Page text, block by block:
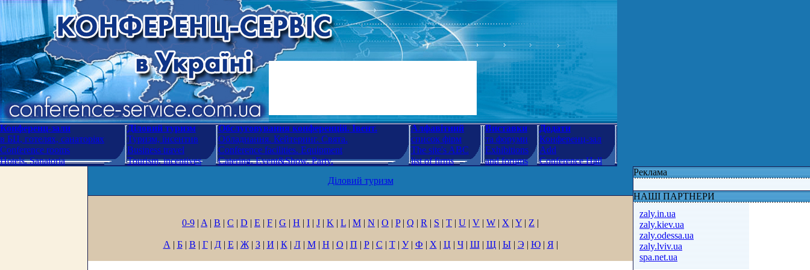
Конференц-зали
в БЦ, готелях, санаторіях
Conference rooms
Hotels. Sanatoria
Діловий туризм
Туризм, інсентив
Business travel
Tourism, incentives
Обслуговування конференцій. Івент.
Обладнання. Кейтеринг. Свята.
Conference facilities. Equipment
Catering. Event&Show. Party.
Алфавітний
список фірм
The site's ABC
list of firms
Виставки
та форуми
Exhibitions
and forums
Додати
Конференц-зал
Add
Conference Hall
Діловий туризм
0-9 | A | B | C | D | E | F | G | H | I | J | K | L | M | N | O | P| Q | R | S | T | U | V | W | X | Y | Z |
А | Б| В | Г| Д| Е | Ж| З| И | К| Л| М| Н | О | П | Р| С | Т| У| Ф | Х | Ц | Ч| Ш| Щ| Ы| Э | Ю| Я |
Реклама
НАШІ ПАРТНЕРИ
zaly.in.ua
zaly.kiev.ua
zaly.odessa.ua
zaly.lviv.ua
spa.net.ua